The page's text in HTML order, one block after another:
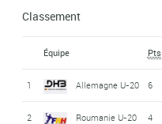
Classement
Équipe Pts
1 Allemagne U-20 6
2 Roumanie U-20 4